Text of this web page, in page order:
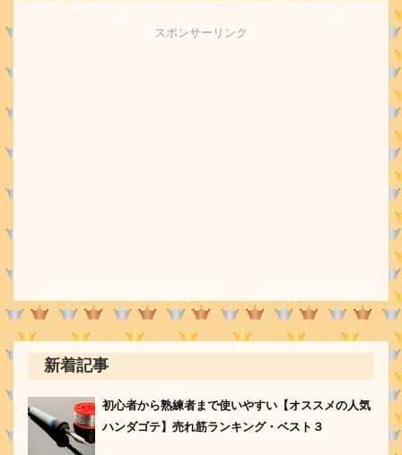
スポンサーリンク
新着記事
初心者から熟練者まで使いやすい【オススメの人気
ハンダゴテ】売れ筋ランキング・ベスト３